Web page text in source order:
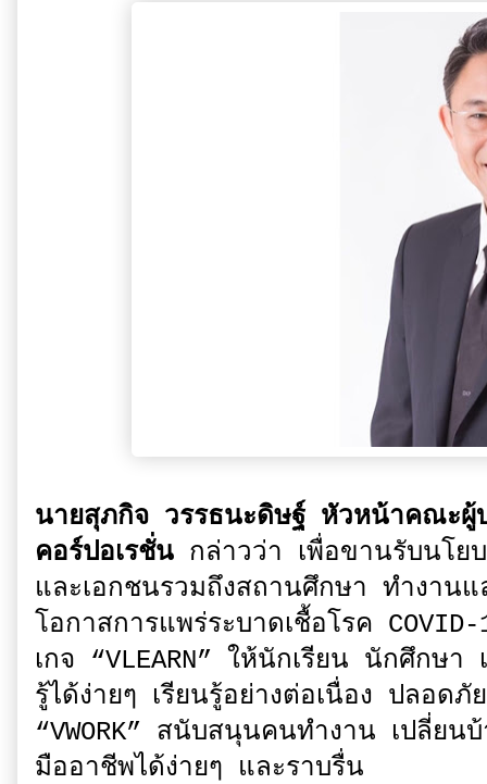
นายสุภกิจ วรรธนะดิษฐ์ หัวหน้าคณะ
คอร์ปอเรชั่น กล่าวว่า เพื่อขานรับนโย
และเอกชนรวมถึงสถานศึกษา ทำงาน
โอกาสการแพร่ระบาดเชื้อโรค
เกจ “VLEARN” ให้นักเรียน นักศึกษา
รู้ได้ง่ายๆ เรียนรู้อย่างต่อเนื่อง ปลอด
“VWORK” สนับสนุนคนทำงาน เปลี่ย
มืออาชีพได้ง่ายๆ และราบรื่น